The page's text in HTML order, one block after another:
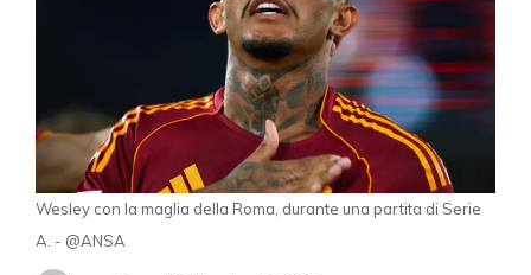
Wesley con la maglia della Roma, durante una partita di Serie
A. - @ANSA